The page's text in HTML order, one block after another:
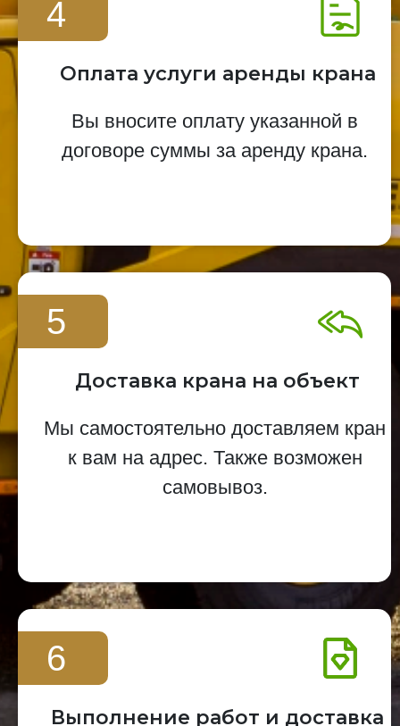
4
Оплата услуги аренды крана
Вы вносите оплату указанной в
договоре суммы за аренду крана.
5
Доставка крана на объект
Мы самостоятельно доставляем кран
к вам на адрес. Также возможен
самовывоз.
6
Выполнение работ и доставка